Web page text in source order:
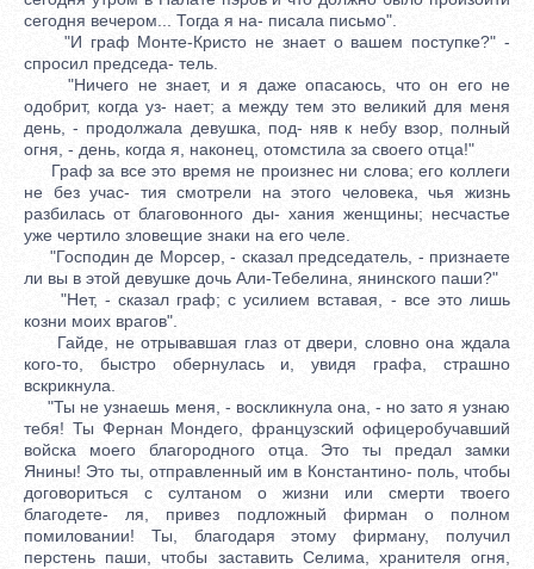
сегодня вечером... Тогда я на- писала письмо".
"И граф Монте-Кристо не знает о вашем поступке?" -
спросил председа- тель.
"Ничего не знает, и я даже опасаюсь, что он его не
одобрит, когда уз- нает; а между тем это великий для меня
день, - продолжала девушка, под- няв к небу взор, полный
огня, - день, когда я, наконец, отомстила за своего отца!"
Граф за все это время не произнес ни слова; его коллеги
не без учас- тия смотрели на этого человека, чья жизнь
разбилась от благовонного ды- хания женщины; несчастье
уже чертило зловещие знаки на его челе.
"Господин де Морсер, - сказал председатель, - признаете
ли вы в этой девушке дочь Али-Тебелина, янинского паши?"
"Нет, - сказал граф; с усилием вставая, - все это лишь
козни моих врагов".
Гайде, не отрывавшая глаз от двери, словно она ждала
кого-то, быстро обернулась и, увидя графа, страшно
вскрикнула.
"Ты не узнаешь меня, - воскликнула она, - но зато я узнаю
тебя! Ты Фернан Мондего, французский офицеробучавший
войска моего благородного отца. Это ты предал замки
Янины! Это ты, отправленный им в Константино- поль, чтобы
договориться с султаном о жизни или смерти твоего
благодете- ля, привез подложный фирман о полном
помиловании! Ты, благодаря этому фирману, получил
перстень паши, чтобы заставить Селима, хранителя огня,